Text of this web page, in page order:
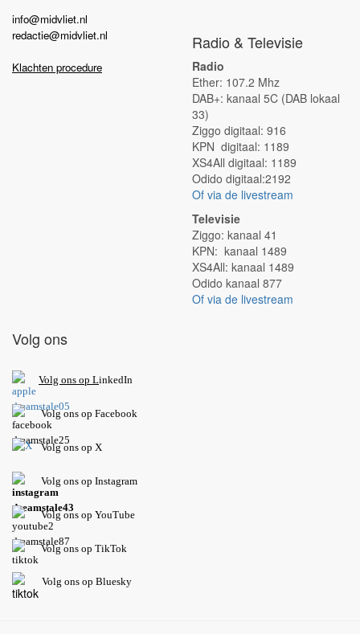
info@midvliet.nl
redactie@midvliet.nl
Klachten procedure
Radio & Televisie
Radio
Ether: 107.2 Mhz
DAB+: kanaal 5C (DAB lokaal
33)
Ziggo digitaal: 916
KPN digitaal: 1189
XS4All digitaal: 1189
Odido digitaal:2192
Of via de livestream
Televisie
Ziggo: kanaal 41
KPN: kanaal 1489
XS4All: kanaal 1489
Odido kanaal 877
Of via de livestream
Volg ons
Volg ons op LinkedIn
Volg ons op Facebook
Volg ons op X
Volg ons op Instagram
Volgons op YouTube
Volg ons op TikTok
Volg ons op Bluesky